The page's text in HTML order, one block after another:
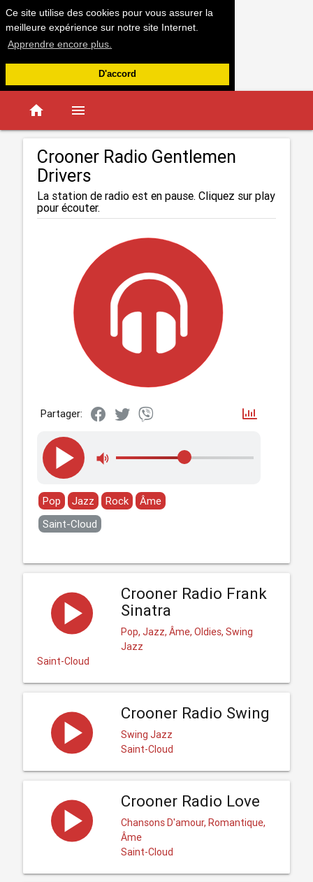
Ce site utilise des cookies pour vous assurer la
meilleure expérience sur notre site Internet.
Apprendre encore plus.
D'accord
home menu
Crooner Radio Gentlemen
Drivers
La station de radio est en pause. Cliquez sur play
pour écouter.
Partager:
Pop Jazz Rock
Âme
Saint-Cloud
Crooner Radio Frank
Sinatra
Pop, Jazz, Âme, Oldies, Swing
Jazz
Saint-Cloud
Crooner Radio Swing
Swing Jazz
Saint-Cloud
Crooner Radio Love
Chansons D'amour, Romantique,
Âme
Saint-Cloud